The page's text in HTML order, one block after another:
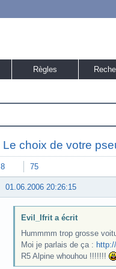
Règles
Le choix de votre
8 75
01.06.2006 20:26:15
Evil_Ifrit a écrit
Hummmm trop grosse
Moi je parlais de ça :
R5 Alpine whouhou !!!!!!!